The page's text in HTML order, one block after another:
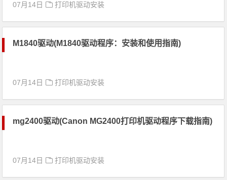
07月14日 打印机驱动安装
M1840驱动(M1840驱动程序：安装和使用指南)
07月14日 打印机驱动安装
mg2400驱动(Canon MG2400打印机驱动程序下载指南)
07月14日 打印机驱动安装